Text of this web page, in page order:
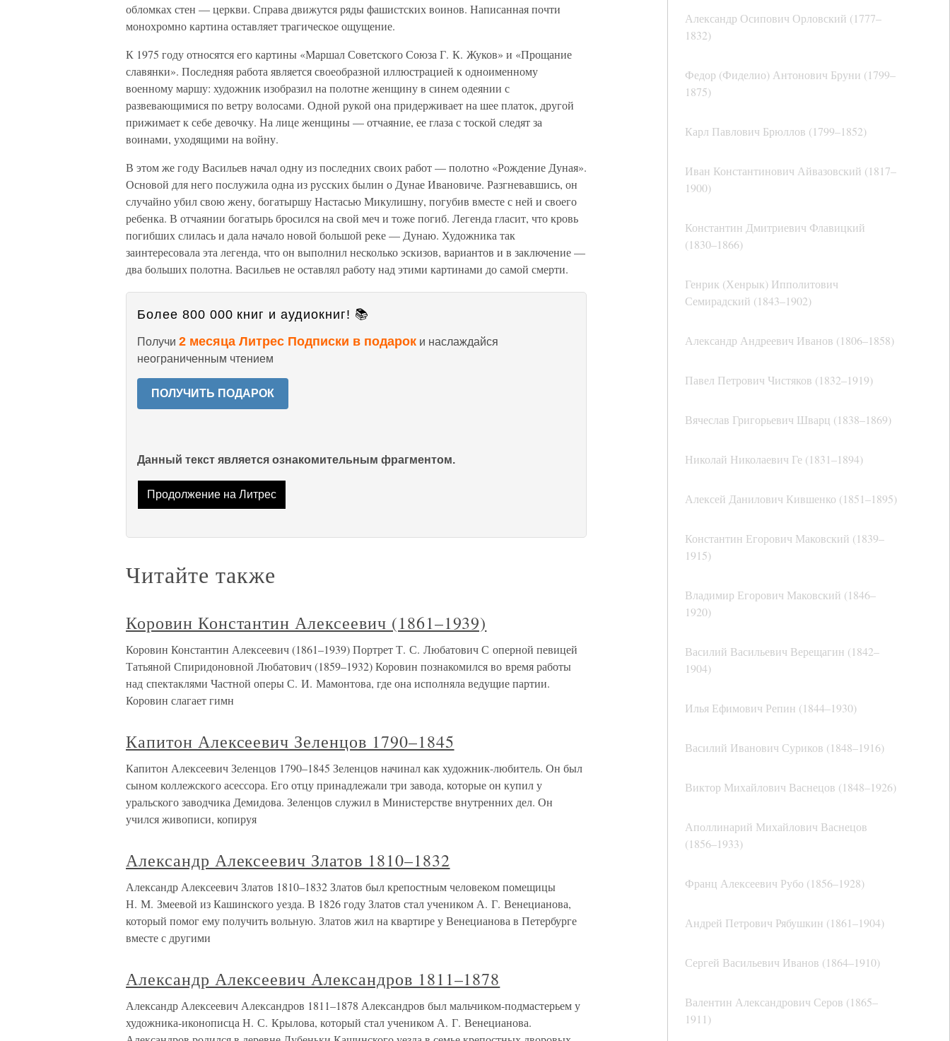
Александр Осипович Орловский (1777–
1832)
Федор (Фиделио) Антонович Бруни (1799–
1875)
Карл Павлович Брюллов (1799–1852)
Иван Константинович Айвазовский (1817–
1900)
Константин Дмитриевич Флавицкий
(1830–1866)
Генрик (Хенрык) Ипполитович
Семирадский (1843–1902)
Александр Андреевич Иванов (1806–1858)
Павел Петрович Чистяков (1832–1919)
Вячеслав Григорьевич Шварц (1838–1869)
Николай Николаевич Ге (1831–1894)
Алексей Данилович Кившенко (1851–1895)
Константин Егорович Маковский (1839–
1915)
Владимир Егорович Маковский (1846–
1920)
Василий Васильевич Верещагин (1842–
1904)
Илья Ефимович Репин (1844–1930)
Василий Иванович Суриков (1848–1916)
Виктор Михайлович Васнецов (1848–1926)
Аполлинарий Михайлович Васнецов
(1856–1933)
Франц Алексеевич Рубо (1856–1928)
Андрей Петрович Рябушкин (1861–1904)
Сергей Васильевич Иванов (1864–1910)
Валентин Александрович Серов (1865–
1911)
обломках стен — церкви. Справа движутся ряды фашистских воинов. Написанная почти
монохромно картина оставляет трагическое ощущение.
К 1975 году относятся его картины «Маршал Советского Союза Г. К. Жуков» и «Прощание
славянки». Последняя работа является своеобразной иллюстрацией к одноименному
военному маршу: художник изобразил на полотне женщину в синем одеянии с
развевающимися по ветру волосами. Одной рукой она придерживает на шее платок, другой
прижимает к себе девочку. На лице женщины — отчаяние, ее глаза с тоской следят за
воинами, уходящими на войну.
В этом же году Васильев начал одну из последних своих работ — полотно «Рождение Дуная».
Основой для него послужила одна из русских былин о Дунае Ивановиче. Разгневавшись, он
случайно убил свою жену, богатыршу Настасью Микулишну, погубив вместе с ней и своего
ребенка. В отчаянии богатырь бросился на свой меч и тоже погиб. Легенда гласит, что кровь
погибших слилась и дала начало новой большой реке — Дунаю. Художника так
заинтересовала эта легенда, что он выполнил несколько эскизов, вариантов и в заключение —
два больших полотна. Васильев не оставлял работу над этими картинами до самой смерти.
Более 800 000 книг и аудиокниг! 📚
Получи 2 месяца Литрес Подписки в подарок и наслаждайся
неограниченным чтением
ПОЛУЧИТЬ ПОДАРОК
Данный текст является ознакомительным фрагментом.
Продолжение на Литрес
Читайте также
Коровин Константин Алексеевич (1861–1939)
Коровин Константин Алексеевич (1861–1939) Портрет Т. С. Любатович С оперной певицей
Татьяной Спиридоновной Любатович (1859–1932) Коровин познакомился во время работы
над спектаклями Частной оперы С. И. Мамонтова, где она исполняла ведущие партии.
Коровин слагает гимн
Капитон Алексеевич Зеленцов 1790–1845
Капитон Алексеевич Зеленцов 1790–1845 Зеленцов начинал как художник-любитель. Он был
сыном коллежского асессора. Его отцу принадлежали три завода, которые он купил у
уральского заводчика Демидова. Зеленцов служил в Министерстве внутренних дел. Он
учился живописи, копируя
Александр Алексеевич Златов 1810–1832
Александр Алексеевич Златов 1810–1832 Златов был крепостным человеком помещицы
Н. М. Змеевой из Кашинского уезда. В 1826 году Златов стал учеником А. Г. Венецианова,
который помог ему получить вольную. Златов жил на квартире у Венецианова в Петербурге
вместе с другими
Александр Алексеевич Александров 1811–1878
Александр Алексеевич Александров 1811–1878 Александров был мальчиком-подмастерьем у
художника-иконописца Н. С. Крылова, который стал учеником А. Г. Венецианова.